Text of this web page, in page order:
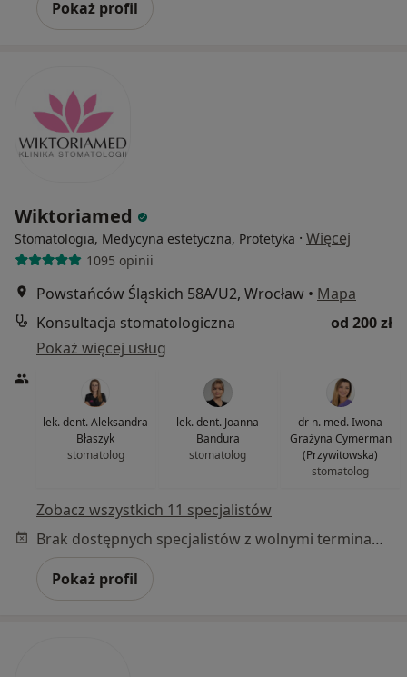
Pokaż profil
Wiktoriamed
Stomatologia, Medycyna estetyczna, Protetyka · Więcej
1095 opinii
Powstańców Śląskich 58A/U2, Wrocław • Mapa
Konsultacja stomatologiczna
od 200 zł
Pokaż więcej usług
lek. dent. Aleksandra
Błaszyk
stomatolog
lek. dent. Joanna
Bandura
stomatolog
dr n. med. Iwona
Grażyna Cymerman
(Przywitowska)
stomatolog
Zobacz wszystkich 11 specjalistów
Brak dostępnych specjalistów z wolnymi terminami w tym centrum medycznym.
Pokaż profil